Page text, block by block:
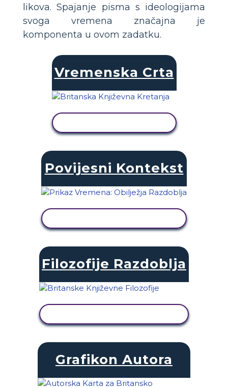
likova. Spajanje pisma s ideologijama
svoga vremena značajna je
komponenta u ovom zadatku.
Vremenska Crta
Povijesni Kontekst
Filozofije Razdoblja
Grafikon Autora